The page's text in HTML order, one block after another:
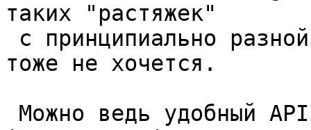
таких "растяжек"
тоже не хочется.